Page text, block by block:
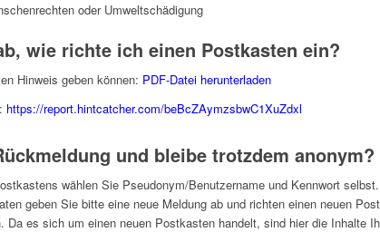
oder Umweltschädigung
wie richte ich einen Postkasten ein?
Hinweis geben können: PDF-Datei herunterladen
https://report.hintcatcher.com/beBcZAymzsbwC1XuZdxl
und bleibe trotzdem anonym?
wählen Sie Pseudonym/Benutzername und Kennwort
geben Sie bitte eine neue Meldung ab und richten einen neuen
Da es sich um einen neuen Postkasten handelt, sind hier die Inhalte